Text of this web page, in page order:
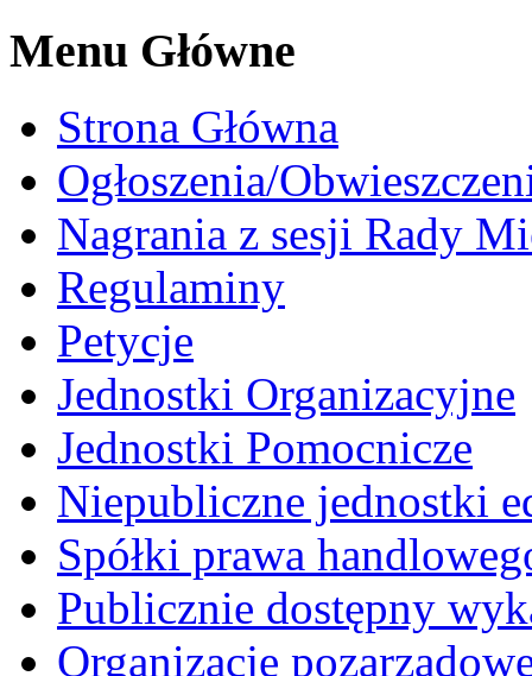
Menu Główne
Strona Główna
Ogłoszenia/
Nagrania z sesji Rady
Regulaminy
Petycje
Jednostki Organizacyjne
Jednostki Pomocnicze
Niepubliczne jednostki
Spółki prawa
Publicznie dostępny
Organizacje